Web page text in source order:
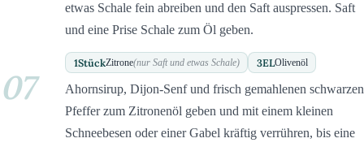
etwas Schale fein abreiben und den Saft auspressen. Saft
und eine Prise Schale zum Öl geben.
1StückZitrone(nur Saft und etwas Schale) 3ELOlivenöl
07
Ahornsirup, Dijon-Senf und frisch gemahlenen schwarzen
Pfeffer zum Zitronenöl geben und mit einem kleinen
Schneebesen oder einer Gabel kräftig verrühren, bis eine